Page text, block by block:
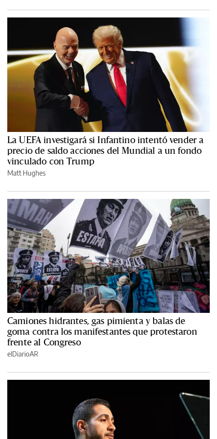
La UEFA investigará si Infantino intentó vender a
precio de saldo acciones del Mundial a un fondo
vinculado con Trump
Matt Hughes
Camiones hidrantes, gas pimienta y balas de
goma contra los manifestantes que protestaron
frente al Congreso
elDiarioAR